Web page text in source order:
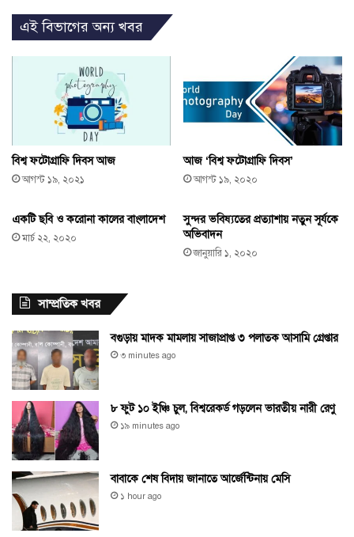
এই বিভাগের অন্য খবর
বিশ্ব ফটোগ্রাফি দিবস আজ
আগস্ট ১৯, ২০২১
আজ ‘বিশ্ব ফটোগ্রাফি দিবস’
আগস্ট ১৯, ২০২০
একটি ছবি ও করোনা কালের বাংলাদেশ
মার্চ ২২, ২০২০
সুন্দর ভবিষ্যতের প্রত্যাশায় নতুন সূর্যকে
অভিবাদন
জানুয়ারি ১, ২০২০
সাম্প্রতিক খবর
বগুড়ায় মাদক মামলায় সাজাপ্রাপ্ত ৩ পলাতক আসামি গ্রেপ্তার
৩ minutes ago
৮ ফুট ১০ ইঞ্চি চুল, বিশ্বরেকর্ড গড়লেন ভারতীয় নারী রেণু
১৯ minutes ago
বাবাকে শেষ বিদায় জানাতে আর্জেন্টিনায় মেসি
১ hour ago